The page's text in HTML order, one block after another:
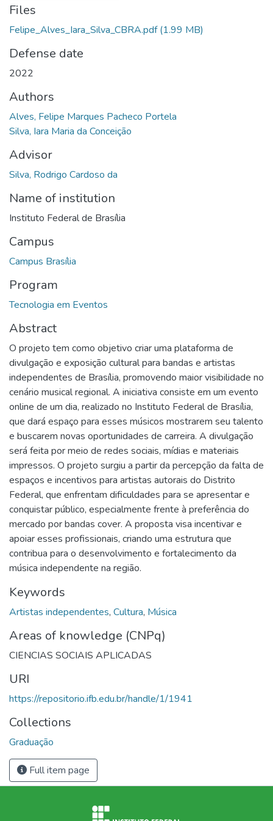
Files
Felipe_Alves_Iara_Silva_CBRA.pdf(1.99 MB)
Defense date
2022
Authors
Alves, Felipe Marques Pacheco Portela
Silva, Iara Maria da Conceição
Advisor
Silva, Rodrigo Cardoso da
Name of institution
Instituto Federal de Brasília
Campus
Campus Brasília
Program
Tecnologia em Eventos
Abstract
O projeto tem como objetivo criar uma plataforma de
divulgação e exposição cultural para bandas e artistas
independentes de Brasília, promovendo maior visibilidade no
cenário musical regional. A iniciativa consiste em um evento
online de um dia, realizado no Instituto Federal de Brasília,
que dará espaço para esses músicos mostrarem seu talento
e buscarem novas oportunidades de carreira. A divulgação
será feita por meio de redes sociais, mídias e materiais
impressos. O projeto surgiu a partir da percepção da falta de
espaços e incentivos para artistas autorais do Distrito
Federal, que enfrentam dificuldades para se apresentar e
conquistar público, especialmente frente à preferência do
mercado por bandas cover. A proposta visa incentivar e
apoiar esses profissionais, criando uma estrutura que
contribua para o desenvolvimento e fortalecimento da
música independente na região.
Keywords
Artistas independentes, Cultura, Música
Areas of knowledge (CNPq)
CIENCIAS SOCIAIS APLICADAS
URI
https://repositorio.ifb.edu.br/handle/1/1941
Collections
Graduação
Full item page